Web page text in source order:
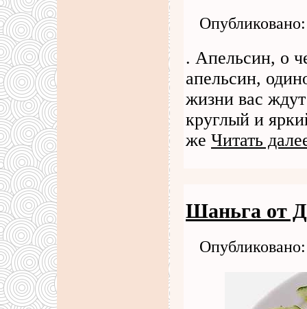
. Апельсин, о
апельсин,
жизни вас
круглый и
же Читать
Шаньга от